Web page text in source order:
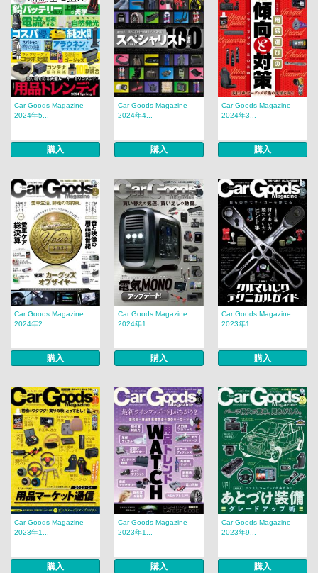
Car Goods Magazine
2024年5...
購入
Car Goods Magazine
2024年4...
購入
Car Goods Magazine
2024年3...
購入
Car Goods Magazine
2024年2...
購入
Car Goods Magazine
2024年1...
購入
Car Goods Magazine
2023年1...
購入
Car Goods Magazine
2023年1...
購入
Car Goods Magazine
2023年1...
購入
Car Goods Magazine
2023年9...
購入